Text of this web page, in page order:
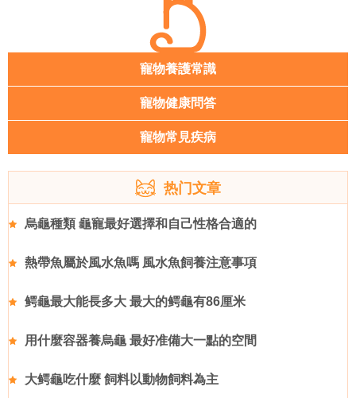
寵物養護常識
寵物健康問答
寵物常見疾病
热门文章
烏龜種類 龜寵最好選擇和自己性格合適的
熱帶魚屬於風水魚嗎 風水魚飼養注意事項
鳄龜最大能長多大 最大的鳄龜有86厘米
用什麼容器養烏龜 最好准備大一點的空間
大鳄龜吃什麼 飼料以動物飼料為主